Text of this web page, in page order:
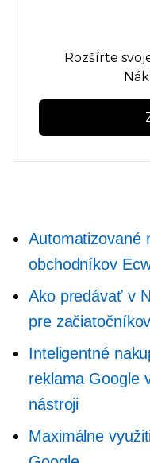
Rozšírte
Automatizované
obchodníkov
Ako predávať v
pre začiatočníkov
Inteligentné
reklama Google
nástroji
Maximálne